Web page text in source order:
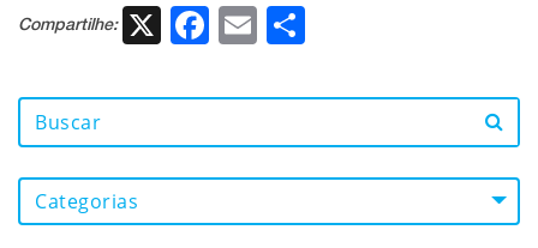
Compartilhe: X Facebook
Email
Categorias